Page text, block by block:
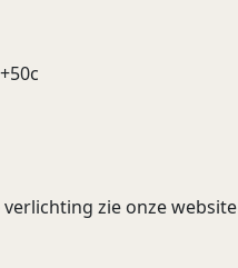
zie onze website